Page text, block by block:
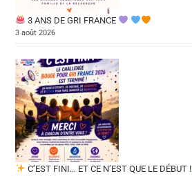
3 ANS DE GRI FRANCE
3 août 2026
C’EST FINI… ET CE N’EST QUE LE DÉBUT !